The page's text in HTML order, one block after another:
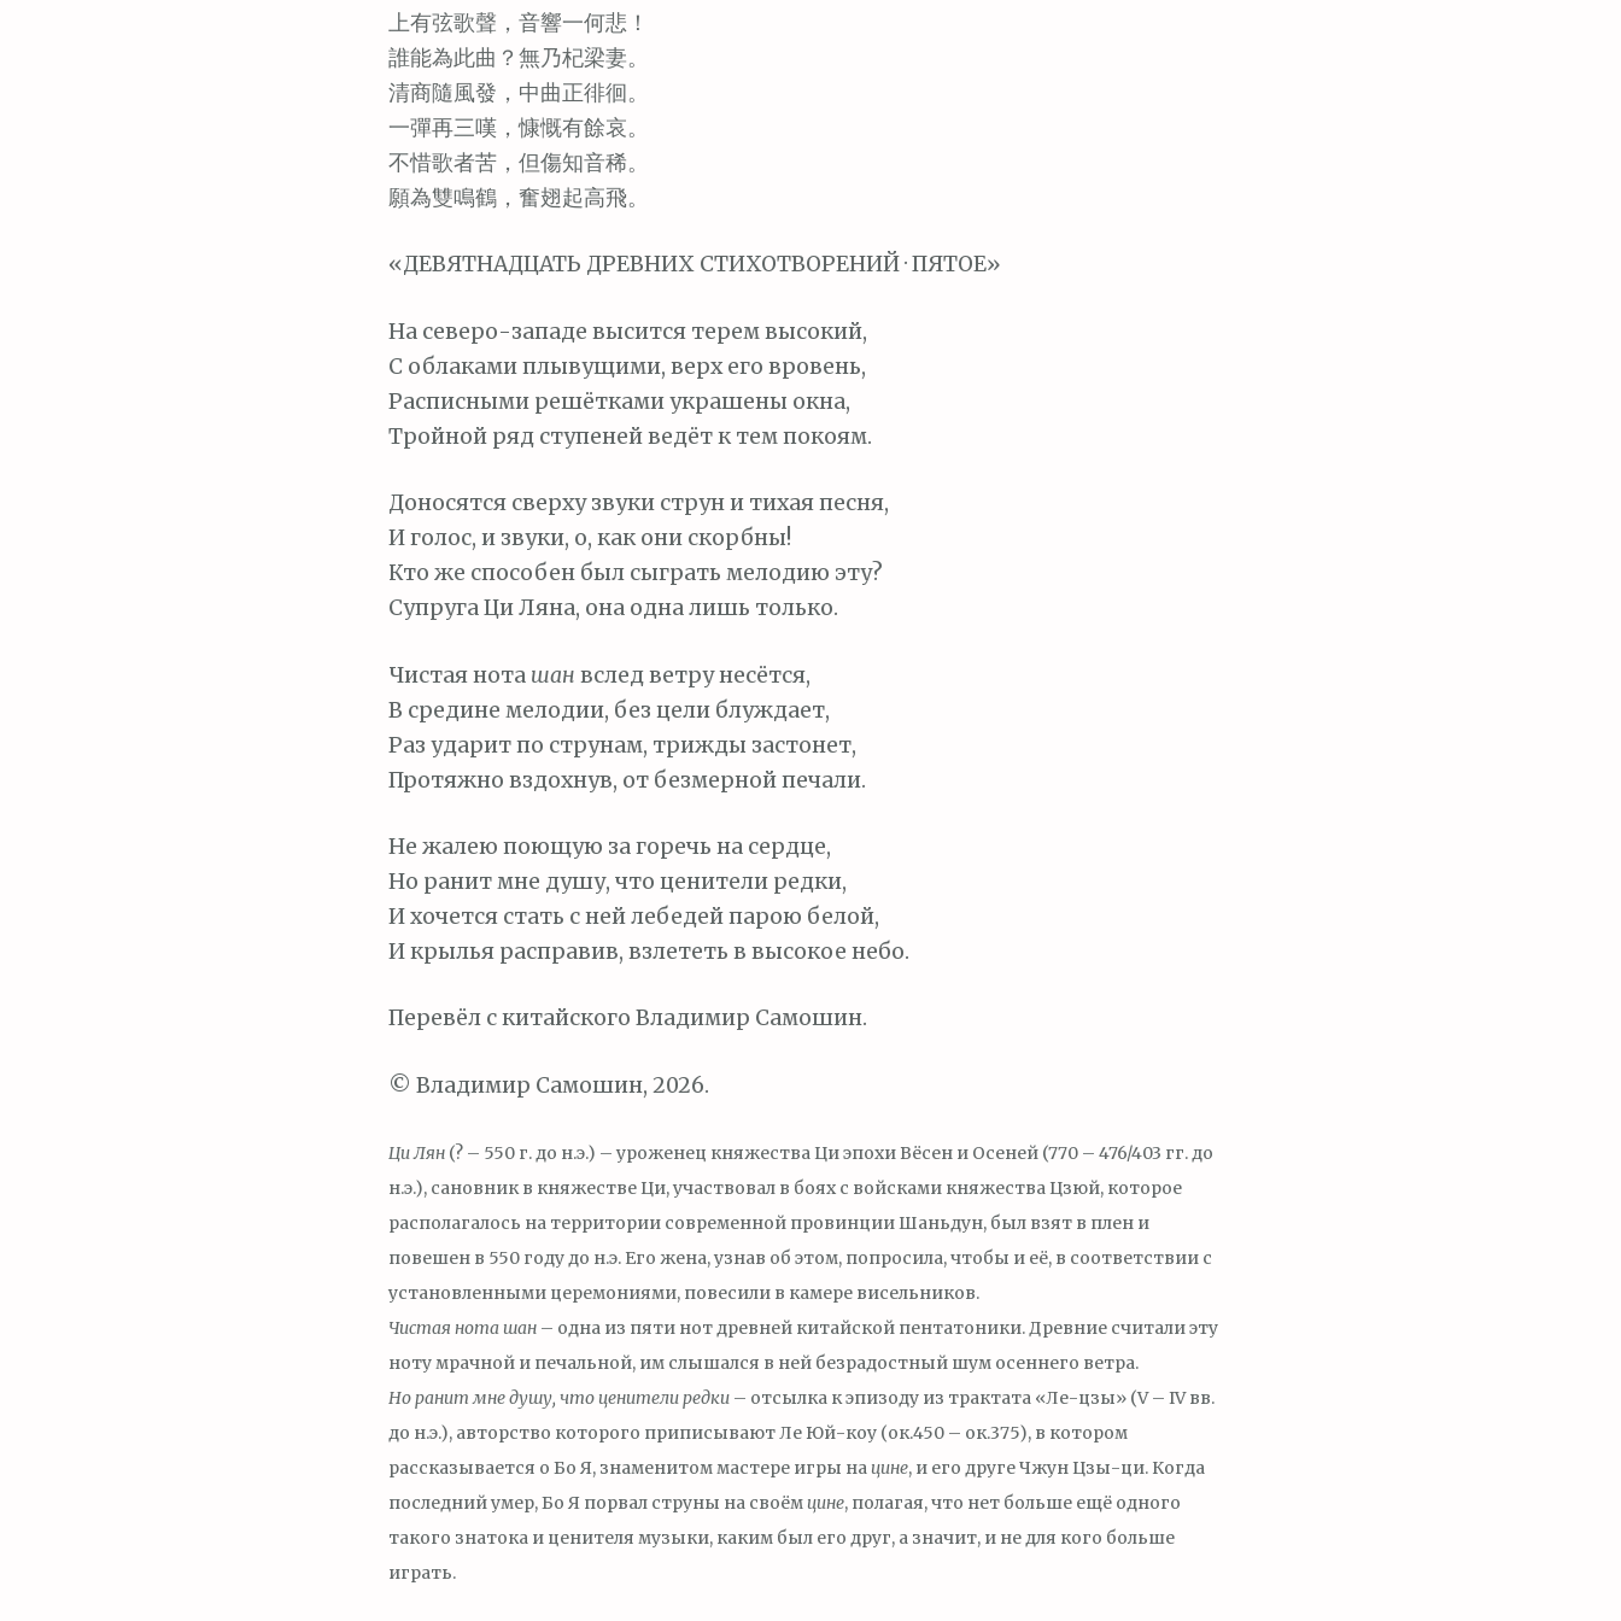
上有弦歌聲，音響一何悲！
誰能為此曲？無乃杞梁妻。
清商隨風發，中曲正徘徊。
一彈再三嘆，慷慨有餘哀。
不惜歌者苦，但傷知音稀。
願為雙鳴鶴，奮翅起高飛。
«ДЕВЯТНАДЦАТЬ ДРЕВНИХ СТИХОТВОРЕНИЙ · ПЯТОЕ»
На северо-западе высится терем высокий,
С облаками плывущими, верх его вровень,
Расписными решётками украшены окна,
Тройной ряд ступеней ведёт к тем покоям.
Доносятся сверху звуки струн и тихая песня,
И голос, и звуки, о, как они скорбны!
Кто же способен был сыграть мелодию эту?
Супруга Ци Ляна, она одна лишь только.
Чистая нота шан вслед ветру несётся,
В средине мелодии, без цели блуждает,
Раз ударит по струнам, трижды застонет,
Протяжно вздохнув, от безмерной печали.
Не жалею поющую за горечь на сердце,
Но ранит мне душу, что ценители редки,
И хочется стать с ней лебедей парою белой,
И крылья расправив, взлететь в высокое небо.
Перевёл с китайского Владимир Самошин.
© Владимир Самошин, 2026.
Ци Лян (? – 550 г. до н.э.) – уроженец княжества Ци эпохи Вёсен и Осеней (770 – 476/403 гг. до
н.э.), сановник в княжестве Ци, участвовал в боях с войсками княжества Цзюй, которое
располагалось на территории современной провинции Шаньдун, был взят в плен и
повешен в 550 году до н.э. Его жена, узнав об этом, попросила, чтобы и её, в соответствии с
установленными церемониями, повесили в камере висельников.
Чистая нота шан – одна из пяти нот древней китайской пентатоники. Древние считали эту
ноту мрачной и печальной, им слышался в ней безрадостный шум осеннего ветра.
Но ранит мне душу, что ценители редки – отсылка к эпизоду из трактата «Ле-цзы» (V – IV вв.
до н.э.), авторство которого приписывают Ле Юй-коу (ок.450 – ок.375), в котором
рассказывается о Бо Я, знаменитом мастере игры на цине, и его друге Чжун Цзы-ци. Когда
последний умер, Бо Я порвал струны на своём цине, полагая, что нет больше ещё одного
такого знатока и ценителя музыки, каким был его друг, а значит, и не для кого больше
играть.